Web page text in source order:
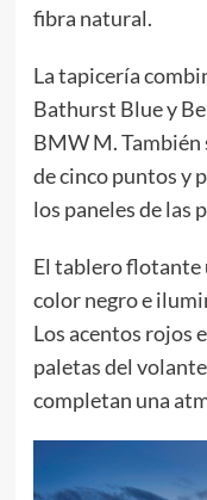
fibra natural.
La tapicería
Bathurst Blue y
BMW M.
de cinco puntos y
los paneles de las
El tablero
color negro e
Los acentos rojos
paletas del
completan una